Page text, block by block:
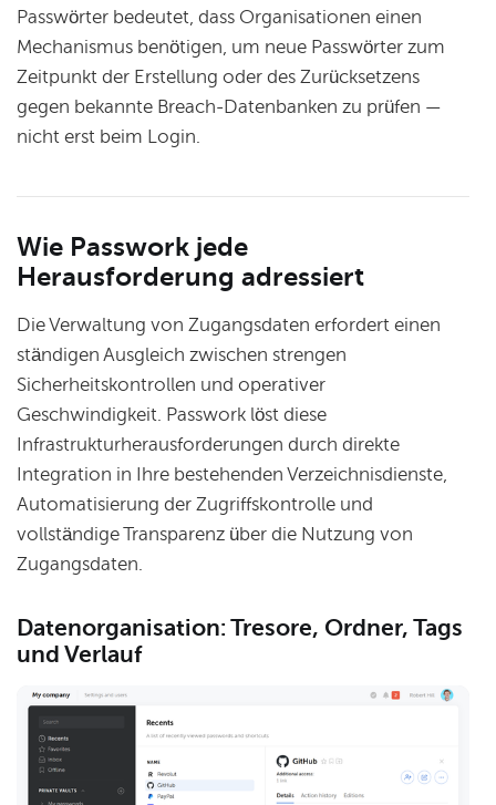
Passwörter bedeutet, dass Organisationen einen
Mechanismus benötigen, um neue Passwörter zum
Zeitpunkt der Erstellung oder des Zurücksetzens
gegen bekannte Breach-Datenbanken zu prüfen —
nicht erst beim Login.
Wie Passwork jede
Herausforderung adressiert
Die Verwaltung von Zugangsdaten erfordert einen
ständigen Ausgleich zwischen strengen
Sicherheitskontrollen und operativer
Geschwindigkeit. Passwork löst diese
Infrastrukturherausforderungen durch direkte
Integration in Ihre bestehenden Verzeichnisdienste,
Automatisierung der Zugriffskontrolle und
vollständige Transparenz über die Nutzung von
Zugangsdaten.
Datenorganisation: Tresore, Ordner, Tags
und Verlauf